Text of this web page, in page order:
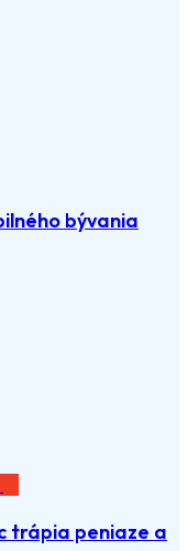
bývania
trápia peniaze a